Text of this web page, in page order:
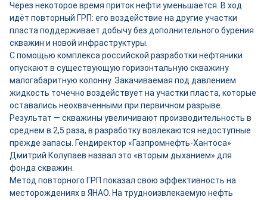
Через некоторое время приток нефти уменьшается. В ход
идёт повторный ГРП: его воздействие на другие участки
пласта поддерживает добычу без дополнительного бурения
скважин и новой инфраструктуры.
С помощью комплекса российской разработки нефтяники
опускают в существующую горизонтальную скважину
малогабаритную колонну. Закачиваемая под давлением
жидкость точечно воздействует на участки пласта, которые
оставались неохваченными при первичном разрыве.
Результат — скважины увеличивают производительность в
среднем в 2,5 раза, в разработку вовлекаются недоступные
прежде запасы. Гендиректор «Газпромнефть-Хантоса»
Дмитрий Колупаев назвал это «вторым дыханием» для
фонда скважин.
Метод повторного ГРП показал свою эффективность на
месторождениях в ЯНАО. На трудноизвлекаемую нефть